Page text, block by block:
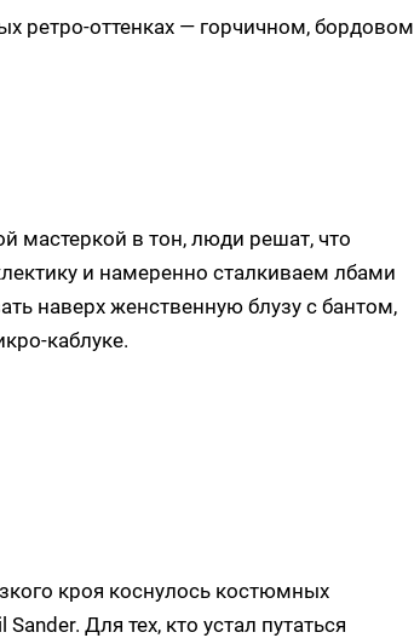
ретро-оттенках — горчичном, бордовом
мастеркой в тон, люди решат, что
и намеренно сталкиваем лбами
наверх женственную блузу с бантом,
каблуке.
кроя коснулось костюмных
Для тех, кто устал путаться